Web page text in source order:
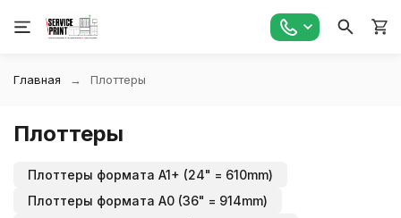
Главная Плоттеры
Плоттеры
Плоттеры формата A1+ (24" = 610mm)
Плоттеры формата A0 (36" = 914mm)